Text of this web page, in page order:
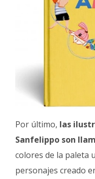
Por último, las
Sanfelippo son
colores de la paleta
personajes creado